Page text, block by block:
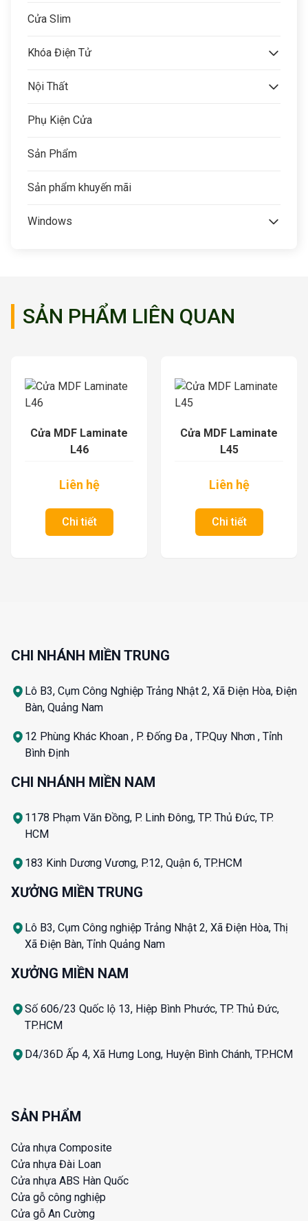
Cửa Slim
Khóa Điện Tử
Nội Thất
Phụ Kiện Cửa
Sản Phẩm
Sản phẩm khuyến mãi
Windows
SẢN PHẨM LIÊN QUAN
Cửa MDF Laminate
L46
Liên hệ
Chi tiết
Cửa MDF Laminate
L45
Liên hệ
Chi tiết
CHI NHÁNH MIỀN TRUNG
Lô B3, Cụm Công Nghiệp Trảng Nhật 2, Xã Điện Hòa, Điện
Bàn, Quảng Nam
12 Phùng Khác Khoan , P. Đống Đa , TP.Quy Nhơn , Tỉnh
Bình Định
CHI NHÁNH MIỀN NAM
1178 Phạm Văn Đồng, P. Linh Đông, TP. Thủ Đức, TP.
HCM
183 Kinh Dương Vương, P.12, Quận 6, TP.HCM
XƯỞNG MIỀN TRUNG
Lô B3, Cụm Công nghiệp Trảng Nhật 2, Xã Điện Hòa, Thị
Xã Điện Bàn, Tỉnh Quảng Nam
XƯỞNG MIỀN NAM
Số 606/23 Quốc lộ 13, Hiệp Bình Phước, TP. Thủ Đức,
TP.HCM
D4/36D Ấp 4, Xã Hưng Long, Huyện Bình Chánh, TP.HCM
SẢN PHẨM
Cửa nhựa Composite
Cửa nhựa Đài Loan
Cửa nhựa ABS Hàn Quốc
Cửa gỗ công nghiệp
Cửa gỗ An Cường